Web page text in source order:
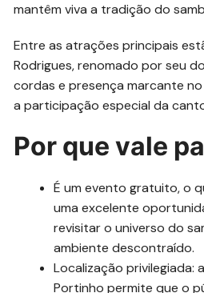
mantêm viva a tradição do
Entre as atrações principais
Rodrigues, renomado por seu
cordas e presença marcante
a participação especial da
Por que vale
É um evento gratuito, o
uma excelente
revisitar o universo do
ambiente descontraído.
Localização privilegiada:
Portinho permite que o